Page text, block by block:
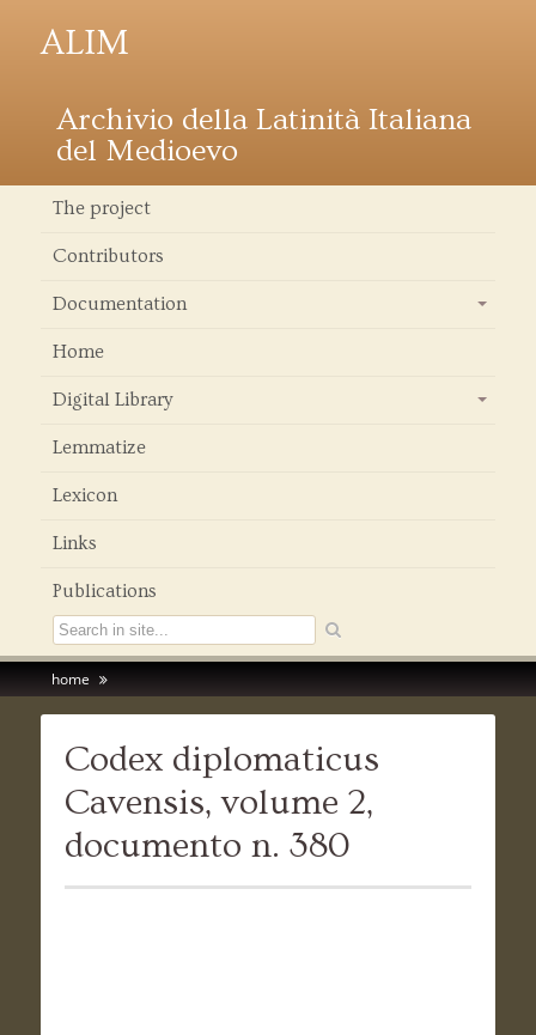
ALIM
Archivio della Latinità Italiana
del Medioevo
The project
Contributors
Documentation
Home
Digital Library
Lemmatize
Lexicon
Links
Publications
home
Codex diplomaticus
Cavensis, volume 2,
documento n. 380